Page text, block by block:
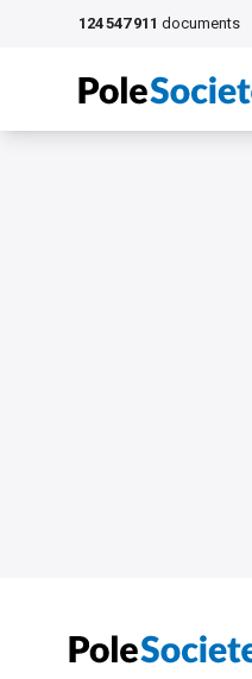
124 547 911 documents